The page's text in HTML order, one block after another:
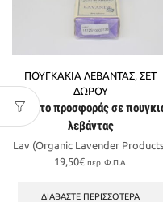
ΠΟΥΓΚΑΚΙΑ ΛΕΒΑΝΤΑΣ ΣΕΤ
ΔΩΡΟΥ
Πακέτο προσφοράς σε
λεβάντας
Lav (Organic Lavender
19,50€ περ. Φ.Π.Α.
ΔΙΑΒΆΣΤΕ ΠΕΡΙΣΣΌΤΕΡΑ